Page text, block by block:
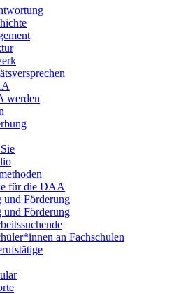
werden
für die DAA
und Förderung
und Förderung
an Fachschulen